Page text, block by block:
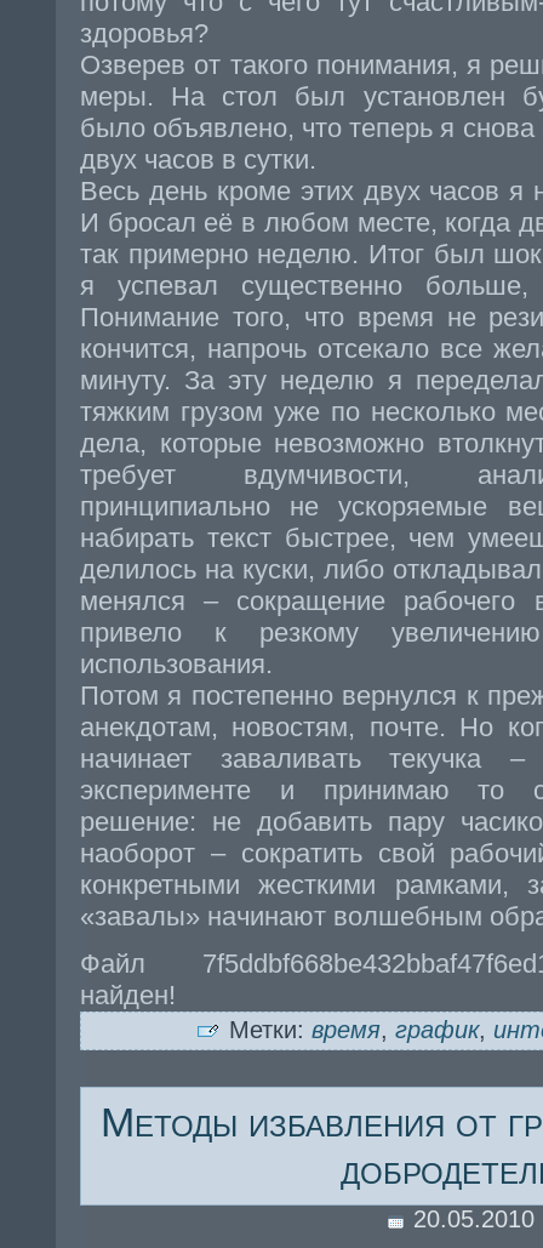
здоровья?
Озверев от такого понимания, я
меры. На стол был установлен
было объявлено, что теперь я
двух часов в сутки.
Весь день кроме этих двух часов я
И бросал её в любом месте, когда
так примерно неделю. Итог был
я успевал существенно
Понимание того, что время не
кончится, напрочь отсекало все
минуту. За эту неделю я
тяжким грузом уже по несколько
дела, которые невозможно
требует вдумчивости,
принципиально не ускоряемые
набирать текст быстрее, чем
делилось на куски, либо
менялся – сокращение рабочего
привело к резкому
использования.
Потом я постепенно вернулся к
анекдотам, новостям, почте. Но
начинает заваливать текучка
эксперименте и принимаю то
решение: не добавить пару
наоборот – сократить свой
конкретными жесткими
«завалы» начинают волшебным
Файл
найден!
Метки: время, график,
Методы избавления от
20.05.2010